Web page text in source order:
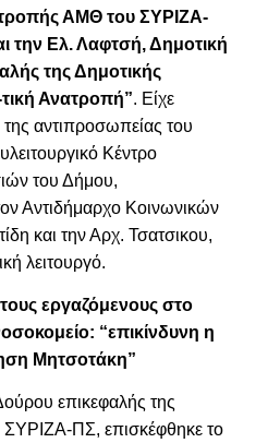
ΑΜΘ του ΣΥΡΙΖΑ-
την Ελ. Λαφτσή, Δημοτική
της Δημοτικής
Ανατροπή”. Είχε
αντιπροσωπείας του
Κέντρο
του Δήμου,
Αντιδήμαρχο Κοινωνικών
και την Αρχ. Τσατσικου,
λειτουργό.
εργαζόμενους στο
“επικίνδυνη η
Μητσοτάκη”
επικεφαλής της
ΣΥΡΙΖΑ-ΠΣ, επισκέφθηκε το